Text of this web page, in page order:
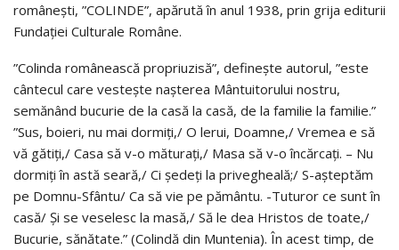
româneşti, ”COLINDE”, apărută în anul 1938, prin grija editurii
Fundaţiei Culturale Române.
”Colinda românească propriuzisă”, defineşte autorul, ”este
cântecul care vesteşte naşterea Mântuitorului nostru,
semănând bucurie de la casă la casă, de la familie la familie.”
”Sus, boieri, nu mai dormiţi,/ O lerui, Doamne,/ Vremea e să
vă gătiţi,/ Casa să v-o măturaţi,/ Masa să v-o încărcaţi. – Nu
dormiţi în astă seară,/ Ci şedeţi la privegheală;/ S-aşteptăm
pe Domnu-Sfântu/ Ca să vie pe pământu. -Tuturor ce sunt în
casă/ Şi se veselesc la masă,/ Să le dea Hristos de toate,/
Bucurie, sănătate.” (Colindă din Muntenia). În acest timp, de